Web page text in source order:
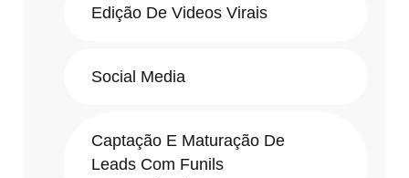
Edição De Videos Virais
Social Media
Captação E Maturação De
Leads Com Funils